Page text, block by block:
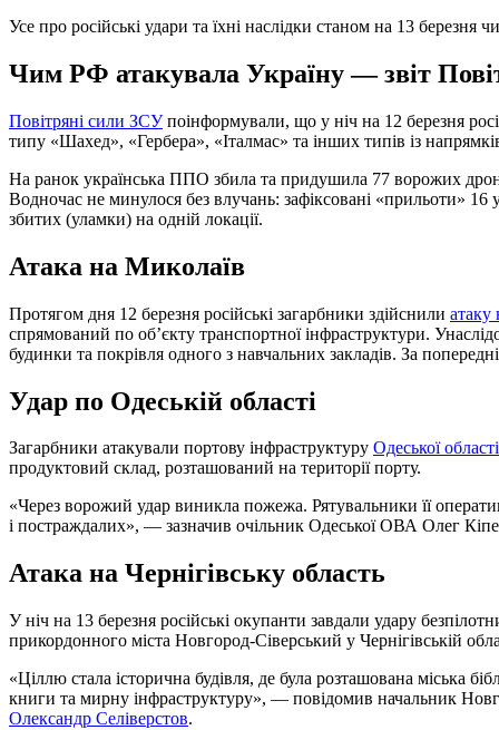
Усе про російські удари та їхні наслідки станом на 13 березня
Чим РФ атакувала Україну — звіт
Повітряні сили ЗСУпоінформували, що у ніч на 12 березня
типу «Шахед», «Гербера», «Італмас» та інших типів із
На ранок українська ППО збила та придушила 77 ворожих
Водночас не минулося без влучань: зафіксовані «прильоти» 16
збитих (уламки) на одній локації.
Атака на Миколаїв
Протягом дня 12 березня російські загарбники здійснили атаку
спрямований по об’єкту транспортної інфраструктури.
будинки та покрівля одного з навчальних закладів. За
Удар по Одеській області
Загарбники атакували портову інфраструктуру Одеської області
продуктовий склад, розташований на території порту.
«Через ворожий удар виникла пожежа. Рятувальники її
і постраждалих», — зазначив очільник Одеської ОВА Олег
Атака на Чернігівську область
У ніч на 13 березня російські окупанти завдали удару
прикордонного міста Новгород-Сіверський у Чернігівській
«Ціллю стала історична будівля, де була розташована міська
книги та мирну інфраструктуру», — повідомив начальник
Олександр Селіверстов.